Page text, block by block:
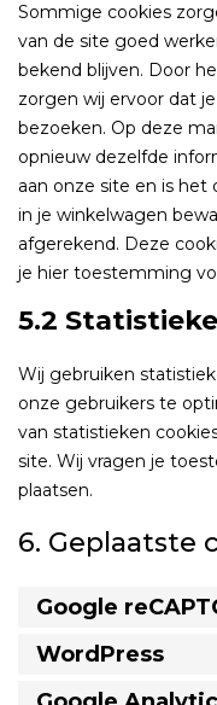
Sommige cookies
van de site goed
bekend blijven. Door
zorgen wij ervoor dat
bezoeken. Op deze
opnieuw dezelfde
aan onze site en is
in je winkelwagen
afgerekend. Deze
je hier toestemming
5.2
Wij gebruiken
onze gebruikers te
van statistieken
site. Wij vragen je
plaatsen.
6. Geplaatste
Google
WordPress